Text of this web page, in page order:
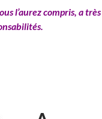
l’aurez compris, a